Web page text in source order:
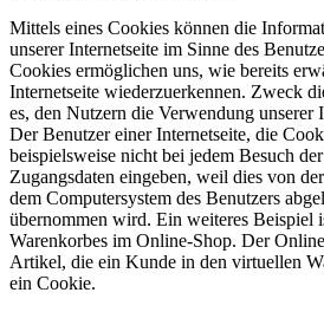
Mittels eines Cookies können die
unserer Internetseite im Sinne des
Cookies ermöglichen uns, wie bereits
Internetseite wiederzuerkennen. Zweck
es, den Nutzern die Verwendung unserer
Der Benutzer einer Internetseite, die
beispielsweise nicht bei jedem Besuch
Zugangsdaten eingeben, weil dies von
dem Computersystem des Benutzers
übernommen wird. Ein weiteres Beispiel
Warenkorbes im Online-Shop. Der
Artikel, die ein Kunde in den virtuellen
ein Cookie.